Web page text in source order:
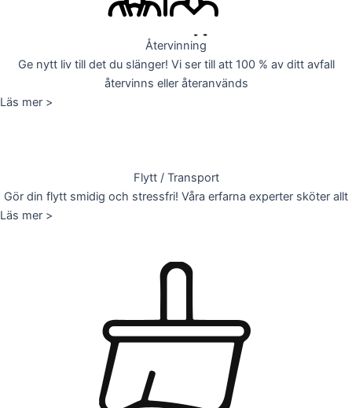
Återvinning
Ge nytt liv till det du slänger! Vi ser till att 100 % av ditt avfall
återvinns eller återanvänds
Läs mer >
Flytt / Transport
Gör din flytt smidig och stressfri! Våra erfarna experter sköter allt
Läs mer >